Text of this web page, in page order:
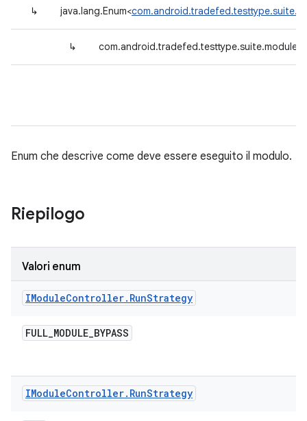
↳ java.lang.Enum<
↳
Enum che descrive come deve essere eseguito il modulo.
Riepilogo
Valori enum
IModuleController. RunStrategy
FULL_MODULE_BYPASS
IModuleController. RunStrategy